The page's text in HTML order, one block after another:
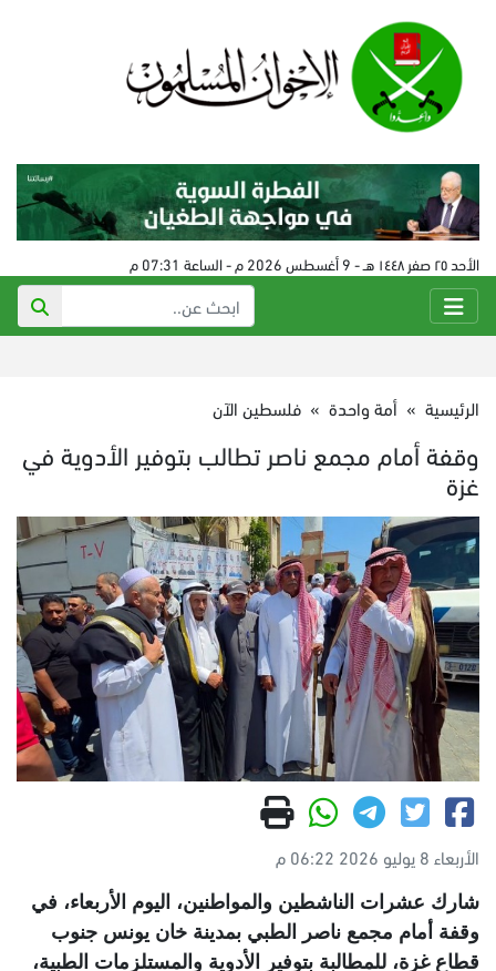
الأحد ٢٥ صفر ١٤٤٨ هـ - 9 أغسطس 2026 م - الساعة 07:31 م
الرئيسية » أمة واحدة » فلسطين الآن
وقفة أمام مجمع ناصر تطالب بتوفير الأدوية في
غزة
الأربعاء 8 يوليو 2026 06:22 م
شارك عشرات الناشطين والمواطنين، اليوم الأربعاء، في
وقفة أمام مجمع ناصر الطبي بمدينة خان يونس جنوب
قطاع غزة، للمطالبة بتوفير الأدوية والمستلزمات الطبية،